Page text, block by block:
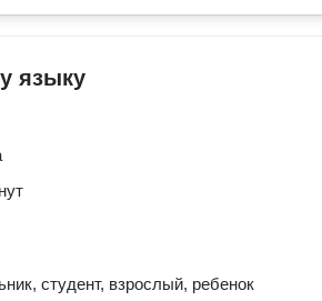
языку
студент, взрослый, ребенок